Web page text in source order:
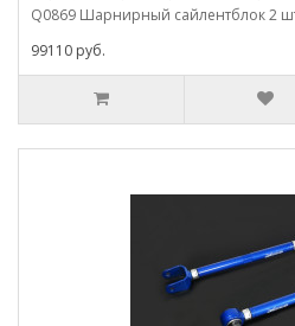
Q0869 Шарнирный сайлентблок 2
99110 руб.